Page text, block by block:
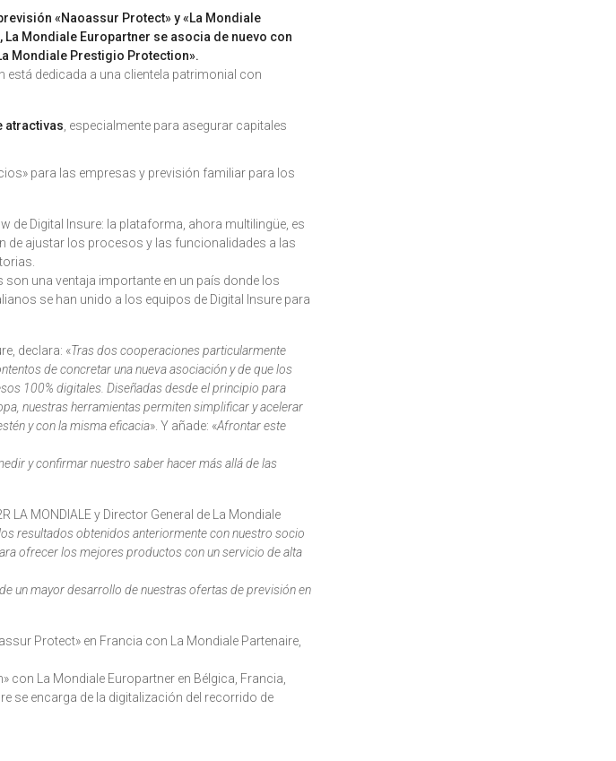
«Naoassur Protect» y «La Mondiale
Mondiale Europartner se asocia de nuevo con
Mondiale Prestigio Protection».
está dedicada a una clientela patrimonial con
atractivas , especialmente para asegurar capitales
para las empresas y previsión familiar para los
de Digital Insure: la plataforma, ahora multilingüe, es
de ajustar los procesos y las funcionalidades a las
una ventaja importante en un país donde los
se han unido a los equipos de Digital Insure para
declara: «Tras dos cooperaciones particularmente
de concretar una nueva asociación y de que los
100% digitales. Diseñadas desde el principio para
nuestras herramientas permiten simplificar y acelerar
y con la misma eficacia». Y añade: «Afrontar este
y confirmar nuestro saber hacer más allá de las
LA MONDIALE y Director General de La Mondiale
resultados obtenidos anteriormente con nuestro socio
ofrecer los mejores productos con un servicio de alta
un mayor desarrollo de nuestras ofertas de previsión en
Protect» en Francia con La Mondiale Partenaire,
con La Mondiale Europartner en Bélgica, Francia,
se encarga de la digitalización del recorrido de